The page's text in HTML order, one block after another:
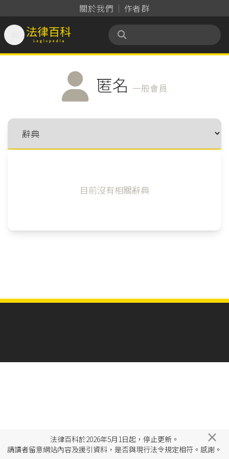
關於我們 作者群
法律百科 Legispedia
匿名 一般會員
目前沒有相關辭典
法律百科於2026年5月1日起，停止更新。
請讀者留意網站內容及援引資料，是否與現行法令規定相符。感謝。
×